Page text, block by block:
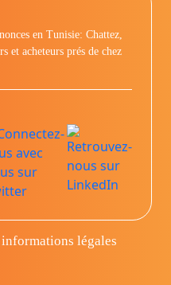
en Tunisie: Chattez,
et acheteurs prés de chez
légales